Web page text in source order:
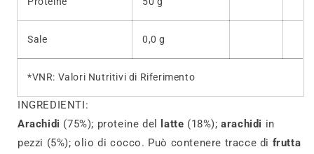
Sale 0,0 g
*VNR: Valori Nutritivi di Riferimento
INGREDIENTI:
Arachidi (75%); proteine del latte (18%); arachidi in
pezzi (5%); olio di cocco. Può contenere tracce di frutta